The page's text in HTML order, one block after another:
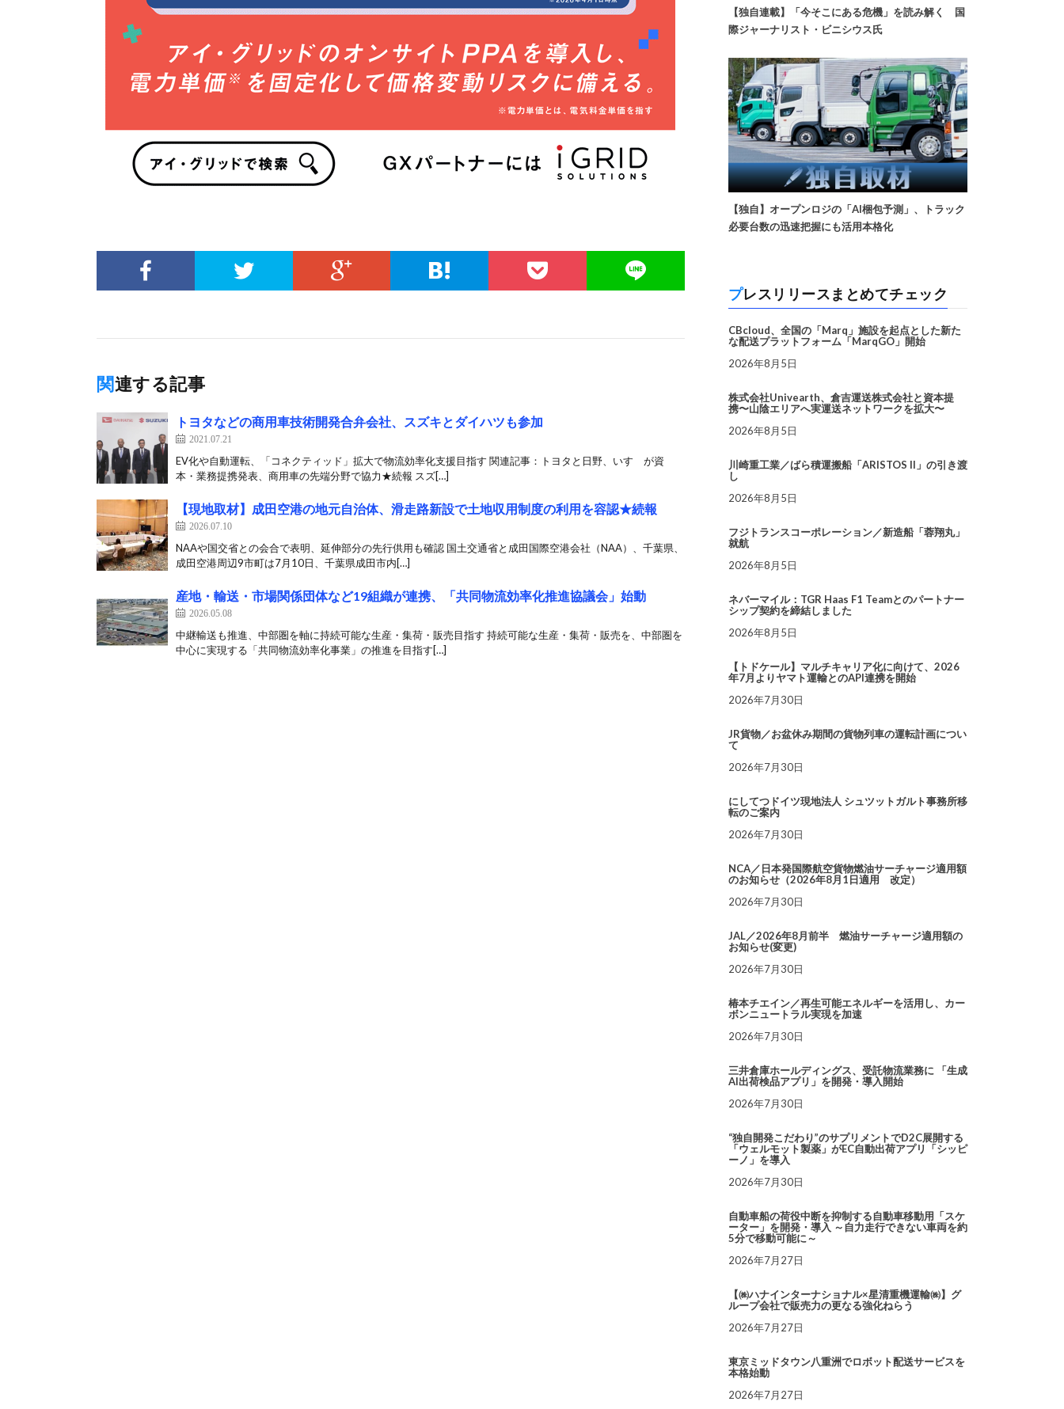
関連する記事
トヨタなどの商用車技術開発合弁会社、スズキとダイハツも参加
2021.07.21
EV化や自動運転、「コネクティッド」拡大で物流効率化支援目指す 関連記事：トヨタと日野、いすゞが資
本・業務提携発表、商用車の先端分野で協力★続報 スズ[…]
【現地取材】成田空港の地元自治体、滑走路新設で土地収用制度の利用を容認★続報
2026.07.10
NAAや国交省との会合で表明、延伸部分の先行供用も確認 国土交通省と成田国際空港会社（NAA）、千葉県、
成田空港周辺9市町は7月10日、千葉県成田市内[…]
産地・輸送・市場関係団体など19組織が連携、「共同物流効率化推進協議会」始動
2026.05.08
中継輸送も推進、中部圏を軸に持続可能な生産・集荷・販売目指す 持続可能な生産・集荷・販売を、中部圏を
中心に実現する「共同物流効率化事業」の推進を目指す[…]
【独自連載】「今そこにある危機」を読み解く 国
際ジャーナリスト・ビニシウス氏
【独自】オープンロジの「AI梱包予測」、トラック
必要台数の迅速把握にも活用本格化
プレスリリースまとめてチェック
CBcloud、全国の「Marq」施設を起点とした新た
な配送プラットフォーム「MarqGO」開始
2026年8月5日
株式会社Univearth、倉吉運送株式会社と資本提
携〜山陰エリアへ実運送ネットワークを拡大〜
2026年8月5日
川崎重工業／ばら積運搬船「ARISTOS II」の引き渡
し
2026年8月5日
フジトランスコーポレーション／新造船「蓉翔丸」
就航
2026年8月5日
ネバーマイル：TGR Haas F1 Teamとのパートナー
シップ契約を締結しました
2026年8月5日
【トドケール】マルチキャリア化に向けて、2026
年7月よりヤマト運輸とのAPI連携を開始
2026年7月30日
JR貨物／お盆休み期間の貨物列車の運転計画につい
て
2026年7月30日
にしてつドイツ現地法人 シュツットガルト事務所移
転のご案内
2026年7月30日
NCA／日本発国際航空貨物燃油サーチャージ適用額
のお知らせ（2026年8月1日適用 改定）
2026年7月30日
JAL／2026年8月前半 燃油サーチャージ適用額の
お知らせ(変更)
2026年7月30日
椿本チエイン／再生可能エネルギーを活用し、カー
ボンニュートラル実現を加速
2026年7月30日
三井倉庫ホールディングス、受託物流業務に 「生成
AI出荷検品アプリ」を開発・導入開始
2026年7月30日
“独自開発こだわり”のサプリメントでD2C展開する
「ウェルモット製薬」がEC自動出荷アプリ「シッピ
ーノ」を導入
2026年7月30日
自動車船の荷役中断を抑制する自動車移動用「スケ
ーター」を開発・導入 ～自力走行できない車両を約
5分で移動可能に～
2026年7月27日
【㈱ハナインターナショナル×星清重機運輸㈱】グ
ループ会社で販売力の更なる強化ねらう
2026年7月27日
東京ミッドタウン八重洲でロボット配送サービスを
本格始動
2026年7月27日